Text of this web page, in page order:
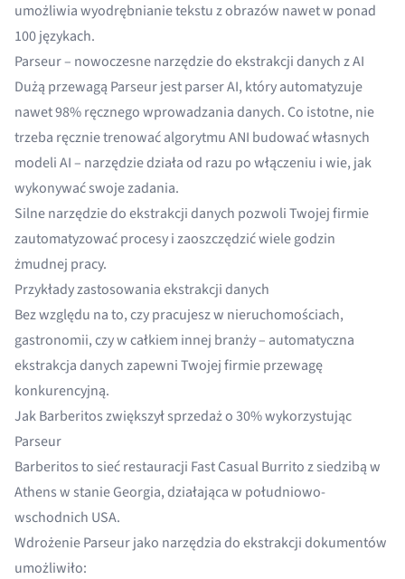
umożliwia wyodrębnianie tekstu z obrazów nawet w ponad
100 językach.
Parseur – nowoczesne narzędzie do ekstrakcji danych z AI
Dużą przewagą Parseur jest parser AI, który automatyzuje
nawet 98% ręcznego wprowadzania danych. Co istotne, nie
trzeba ręcznie trenować algorytmu ANI budować własnych
modeli AI – narzędzie działa od razu po włączeniu i wie, jak
wykonywać swoje zadania.
Silne narzędzie do ekstrakcji danych pozwoli Twojej firmie
zautomatyzować procesy i zaoszczędzić wiele godzin
żmudnej pracy.
Przykłady zastosowania ekstrakcji danych
Bez względu na to, czy pracujesz w nieruchomościach,
gastronomii, czy w całkiem innej branży – automatyczna
ekstrakcja danych zapewni Twojej firmie przewagę
konkurencyjną.
Jak Barberitos zwiększył sprzedaż o 30% wykorzystując
Parseur
Barberitos to sieć restauracji Fast Casual Burrito z siedzibą w
Athens w stanie Georgia, działająca w południowo-
wschodnich USA.
Wdrożenie Parseur jako narzędzia doekstrakcji dokumentów
umożliwiło: